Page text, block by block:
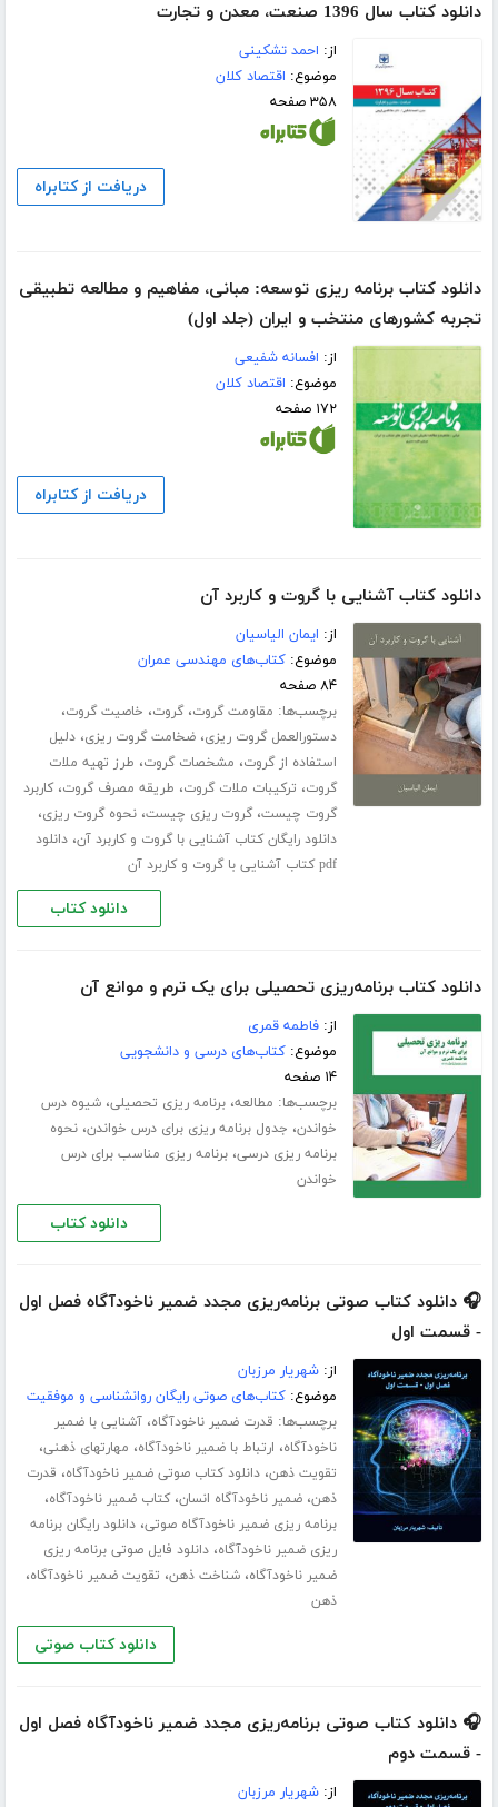
دانلود کتاب سال 1396 صنعت، معدن و تجارت
از: احمد تشکینی
موضوع: اقتصاد کلان
۳۵۸ صفحه
دریافت از کتابراه
دانلود کتاب برنامه ریزی توسعه: مبانی، مفاهیم و مطالعه تطبیقی
تجربه کشورهای منتخب و ایران (جلد اول)
از: افسانه شفیعی
موضوع: اقتصاد کلان
۱۷۲ صفحه
دریافت از کتابراه
دانلود کتاب آشنایی با گروت و کاربرد آن
از: ایمان الیاسیان
موضوع:کتاب‌های مهندسی عمران
۸۴ صفحه
برچسب‌ها: مقاومت گروت،گروت، خاصیت گروت،
دستورالعمل گروت ریزی،ضخامت گروت ریزی،دلیل
استفاده از گروت، مشخصات گروت، طرز تهیه ملات
گروت، ترکیبات ملات گروت، طریقه مصرف گروت،کاربرد
گروت چیست،گروت ریزی چیست،نحوه گروت ریزی،
دانلود رایگان کتاب آشنایی با گروت و کاربرد آن،دانلود
pdf کتاب آشنایی با گروت و کاربرد آن
دانلود کتاب
دانلود کتاب برنامه‌ریزی تحصیلی برای یک ترم و موانع آن
از:فاطمه قمری
موضوع:کتاب‌های درسی و دانشجویی
۱۴ صفحه
برچسب‌ها: مطالعه،برنامه ریزی تحصیلی،شیوه درس
خواندن، جدول برنامه ریزی برای درس خواندن،نحوه
برنامه ریزی درسی،برنامه ریزی مناسب برای درس
خواندن
دانلود کتاب
🎧 دانلود کتاب صوتی برنامه‌ریزی مجدد ضمیر ناخودآگاه فصل اول
- قسمت اول
از:شهریار مرزبان
موضوع:کتاب‌های صوتی رایگان روانشناسی و موفقیت
برچسب‌ها: قدرت ضمیر ناخودآگاه،آشنایی با ضمیر
ناخودآگاه، ارتباط با ضمیر ناخودآگاه، مهارت­های ذهنی،
تقویت ذهن،دانلود کتاب صوتی ضمیر ناخودآگاه، قدرت
ذهن،ضمیر ناخودآگاه انسان،کتاب ضمیر ناخودآگاه،
برنامه ریزی ضمیر ناخودآگاه صوتی،دانلود رایگان برنامه
ریزی ضمیر ناخودآگاه،دانلود فایل صوتی برنامه ریزی
ضمیر ناخودآگاه،شناخت ذهن، تقویت ضمیر ناخودآگاه،
ذهن
دانلود کتاب صوتی
🎧 دانلود کتاب صوتی برنامه‌ریزی مجدد ضمیر ناخودآگاه فصل اول
- قسمت دوم
از:شهریار مرزبان